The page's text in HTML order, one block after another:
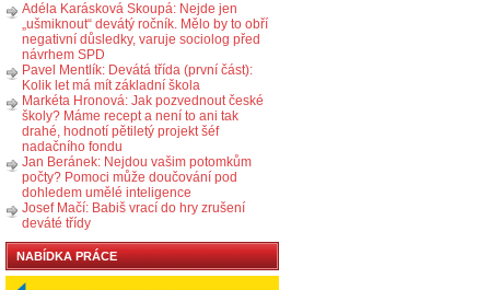
Adéla Karásková Skoupá: Nejde jen
„ušmiknout“ devátý ročník. Mělo by to obří
negativní důsledky, varuje sociolog před
návrhem SPD
Pavel Mentlík: Devátá třída (první část):
Kolik let má mít základní škola
Markéta Hronová: Jak pozvednout české
školy? Máme recept a není to ani tak
drahé, hodnotí pětiletý projekt šéf
nadačního fondu
Jan Beránek: Nejdou vašim potomkům
počty? Pomoci může doučování pod
dohledem umělé inteligence
Josef Mačí: Babiš vrací do hry zrušení
deváté třídy
NABÍDKA PRÁCE